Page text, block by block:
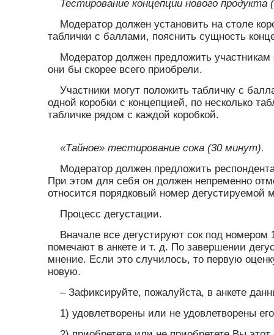
Тестирование концепции нового
Модератор должен установить на столе
таблички с баллами, пояснить сущность
Модератор должен предложить
они бы скорее всего приобрели.
Участники могут положить табличку с
одной коробки с концепцией, по несколько
табличке рядом с каждой коробкой.
«Тайное» тестирование сока (30 минут).
Модератор должен предложить
При этом для себя он должен непременно
относится порядковый номер
Процесс дегустации.
Вначале все дегустируют сок под
помечают в анкете и т. д. По завершении
мнение. Если это случилось, то первую
новую.
– Зафиксируйте, пожалуйста, в анкете
1) удовлетворены или не удовлетворены